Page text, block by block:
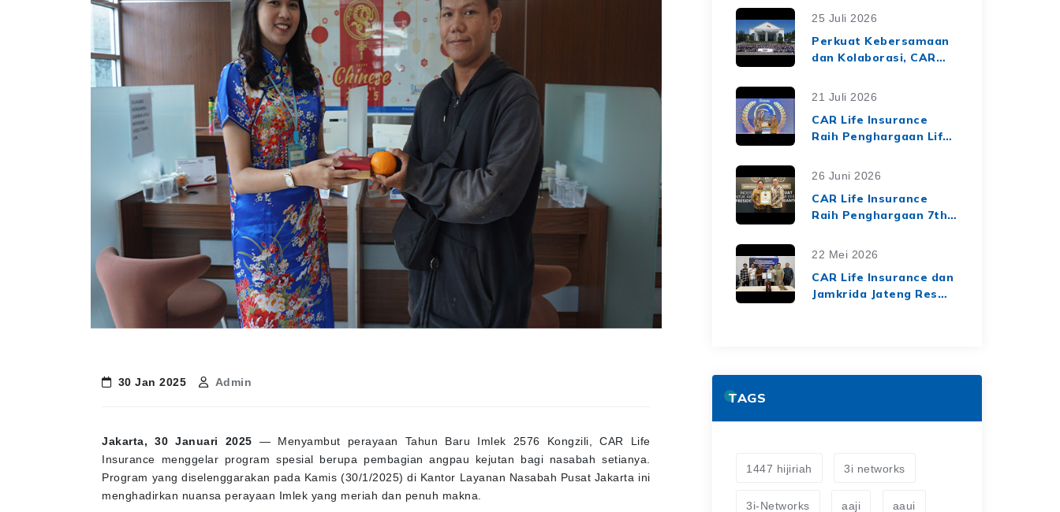
30 Jan 2025 Admin
Jakarta, 30 Januari 2025 — Menyambut perayaan Tahun Baru Imlek 2576 Kongzili, CAR Life
Insurance menggelar program spesial berupa pembagian angpau kejutan bagi nasabah setianya.
Program yang diselenggarakan pada Kamis (30/1/2025) di Kantor Layanan Nasabah Pusat Jakarta ini
menghadirkan nuansa perayaan Imlek yang meriah dan penuh makna.
Syariah melalui Kerja
Syariah dengan Tiga
BPRS di Lampung
25 Juli 2026
Perkuat Kebersamaan
dan Kolaborasi, CAR
Employee Gathering
"Harmoni Nusantara,
Sinergi Berkelanjutan"
21 Juli 2026
CAR Life Insurance
Raih Penghargaan Life
Market Leaders 2026
26 Juni 2026
CAR Life Insurance
Raih Penghargaan 7th
Companies Awards
Keuangan yang Solid
dan Berkelanjutan
22 Mei 2026
CAR Life Insurance dan
Jamkrida Jateng Resmi
TAGS
1447 hijiriah 3i networks
3i-Networks aaji aaui